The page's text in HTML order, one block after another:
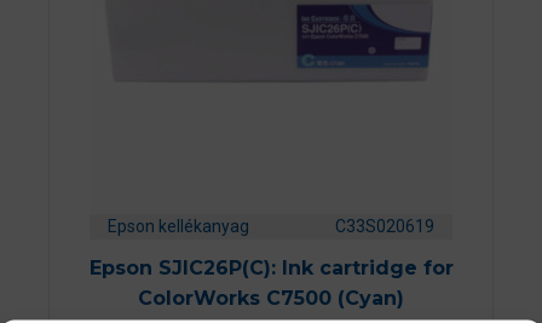
Epson kellékanyag C33S020619
Epson SJIC26P(C): Ink cartridge for
ColorWorks C7500 (Cyan)